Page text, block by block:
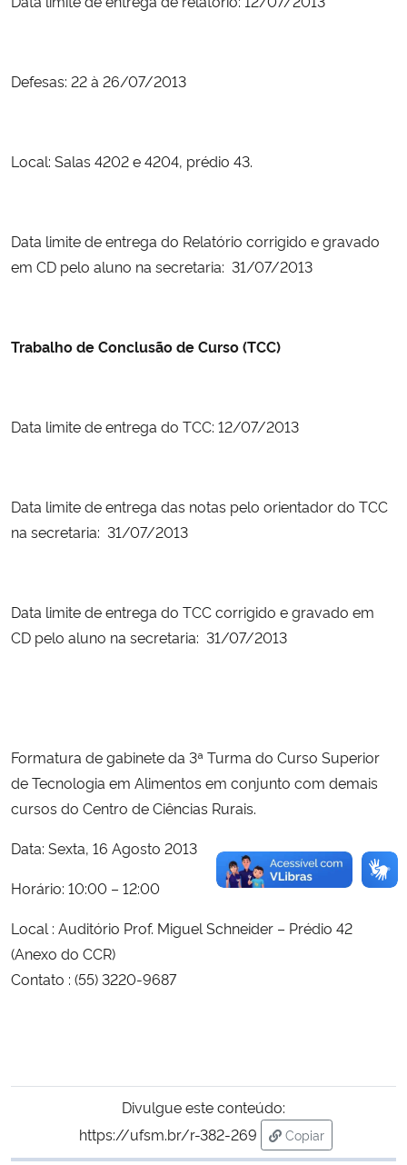
Secretaria de Governo
Banco Central do Brasil
Defesas: 22 à 26/07/2013
Local: Salas 4202 e 4204, prédio 43.
Data limite de entrega do Relatório corrigido e gravado
em CD pelo aluno na secretaria: 31/07/2013
Trabalho de Conclusão de Curso (TCC)
Data limite de entrega do TCC: 12/07/2013
Data limite de entrega das notas pelo orientador do TCC
na secretaria: 31/07/2013
Data limite de entrega do TCC corrigido e gravado em
CD pelo aluno na secretaria: 31/07/2013
Formatura de gabinete da 3ª Turma do Curso Superior
de Tecnologia em Alimentos em conjunto com demais
cursos do Centro de Ciências Rurais.
Data: Sexta, 16 Agosto 2013
Horário: 10:00 – 12:00
Local : Auditório Prof. Miguel Schneider – Prédio 42
(Anexo do CCR)
Contato : (55) 3220-9687
Divulgue este conteúdo:
https://ufsm.br/r-382-269
Copiar
para área de